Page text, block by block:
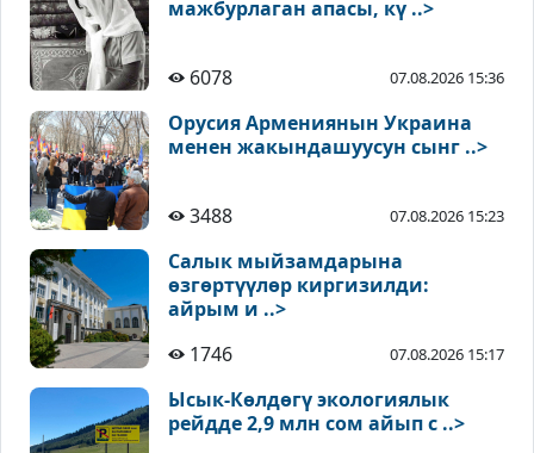
мажбурлаган апасы, кү ..>
6078 07.08.2026 15:36
Орусия Армениянын Украина
менен жакындашуусун сынг ..>
3488 07.08.2026 15:23
Салык мыйзамдарына
өзгөртүүлөр киргизилди:
айрым и ..>
1746
07.08.2026 15:17
Ысык-Көлдөгү экологиялык
рейдде 2,9 млн сом айып с ..>